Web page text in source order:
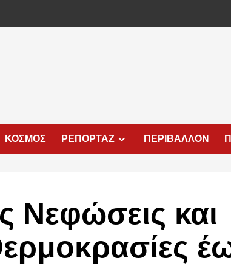
ΚΟΣΜΟΣ ΡΕΠΟΡΤΑΖ ΠΕΡΙΒΑΛΛΟΝ
Νεφώσεις και